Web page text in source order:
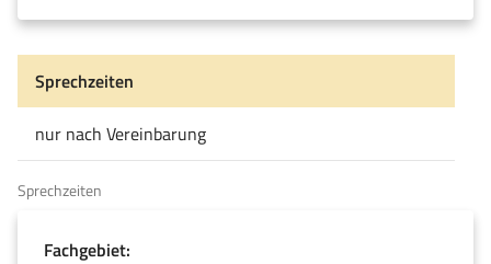
Sprechzeiten
Sprechzeiten
nur nach Vereinbarung
Fachgebiet: